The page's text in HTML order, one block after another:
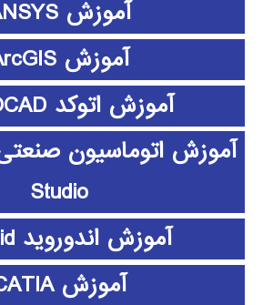
آموزش ANSYS
آموزش ArcGIS
آموزش اتوکد AUTOCAD
Studio
آموزش اندوروید android
آموزش CATIA